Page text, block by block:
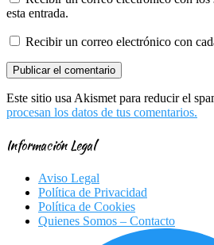
esta entrada.
Recibir un correo electrónico con
Este sitio usa Akismet para reducir el
procesan los datos de tus comentarios.
Información Legal
Aviso Legal
Política de Privacidad
Política de Cookies
Quienes Somos – Contacto